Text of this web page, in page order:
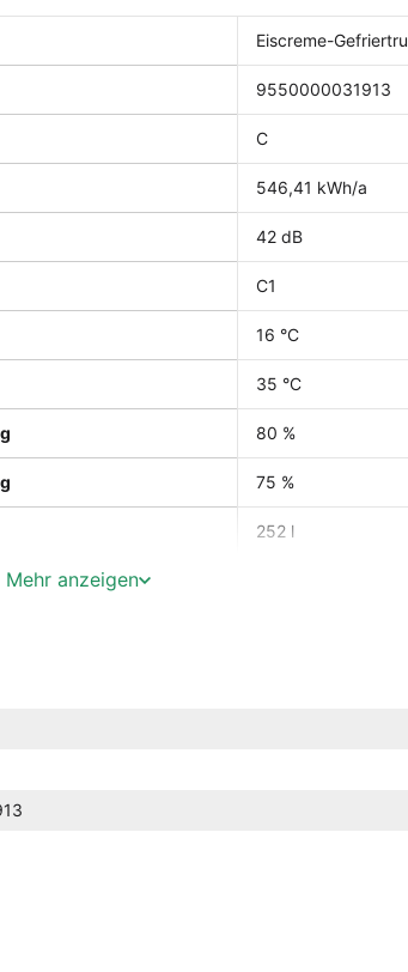
Eiscreme-
9550000031913
C
546,41 kWh/a
42 dB
C1
16 °C
35 °C
80 %
75 %
252 l
Mehr anzeigen